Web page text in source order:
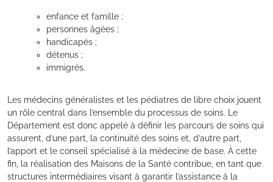
enfance et famille ;
personnes âgées ;
handicapés ;
détenus ;
immigrés.
Les médecins généralistes et les pédiatres de libre choix jouent
un rôle central dans l’ensemble du processus de soins. Le
Département est donc appelé à définir les parcours de soins qui
assurent, d’une part, la continuité des soins et, d’autre part,
l’apport et le conseil spécialisé à la médecine de base. À cette
fin, la réalisation des Maisons de la Santé contribue, en tant que
structures intermédiaires visant à garantir l’assistance à la